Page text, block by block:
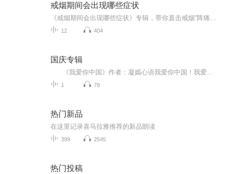
戒烟期间会出现哪些症状
12 404
国庆专辑
1 78
热门新品
在这里记录喜马拉雅推荐的新品朗读
399 2545
热门投稿